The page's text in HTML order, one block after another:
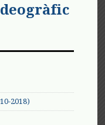
2018)